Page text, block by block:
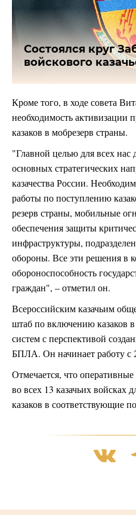
Состоялся круг
войскового
Кроме того, в ходе совета
необходимость активизации
казаков в мобрезерв страны.
"Главной целью для всех
основных стратегических
казачества России.
работы по поступлению
резерв страны, мобильные
обеспечения защиты
инфраструктуры,
обороны. Все эти решения в
обороноспособность
граждан", – отметил он.
Всероссийским казачьим
штаб по включению казаков
систем с перспективой
БПЛА. Он начинает работу с
Отмечается, что
во всех 13 казачьих войсках
казаков в соответствующие